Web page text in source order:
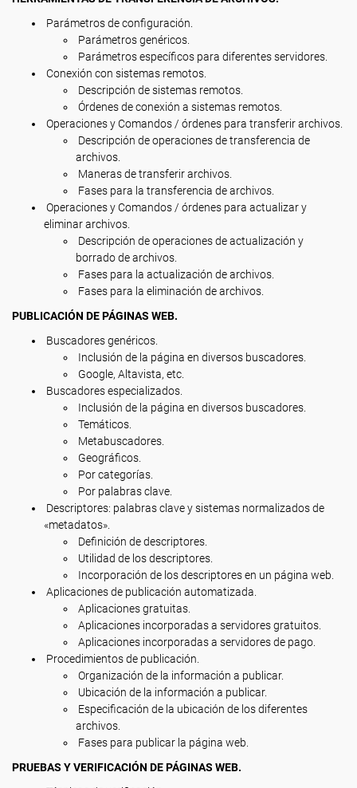
Parámetros de configuración.
Parámetros genéricos.
Parámetros específicos para diferentes servidores.
Conexión con sistemas remotos.
Descripción de sistemas remotos.
Órdenes de conexión a sistemas remotos.
Operaciones y Comandos / órdenes para transferir archivos.
Descripción de operaciones de transferencia de
archivos.
Maneras de transferir archivos.
Fases para la transferencia de archivos.
Operaciones y Comandos / órdenes para actualizar y
eliminar archivos.
Descripción de operaciones de actualización y
borrado de archivos.
Fases para la actualización de archivos.
Fases para la eliminación de archivos.
PUBLICACIÓN DE PÁGINAS WEB.
Buscadores genéricos.
Inclusión de la página en diversos buscadores.
Google, Altavista, etc.
Buscadores especializados.
Inclusión de la página en diversos buscadores.
Temáticos.
Metabuscadores.
Geográficos.
Por categorías.
Por palabras clave.
Descriptores: palabras clave y sistemas normalizados de
«metadatos».
Definición de descriptores.
Utilidad de los descriptores.
Incorporación de los descriptores en un página web.
Aplicaciones de publicación automatizada.
Aplicaciones gratuitas.
Aplicaciones incorporadas a servidores gratuitos.
Aplicaciones incorporadas a servidores de pago.
Procedimientos de publicación.
Organización de la información a publicar.
Ubicación de la información a publicar.
Especificación de la ubicación de los diferentes
archivos.
Fases para publicar la página web.
PRUEBAS Y VERIFICACIÓN DE PÁGINAS WEB.